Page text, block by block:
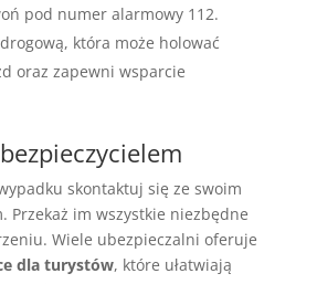
pod numer alarmowy 112.
która może holować
oraz zapewni wsparcie
skontaktuj się ze swoim
Przekaż im wszystkie niezbędne
Wiele ubezpieczalni oferuje
dla turystów, które ułatwiają